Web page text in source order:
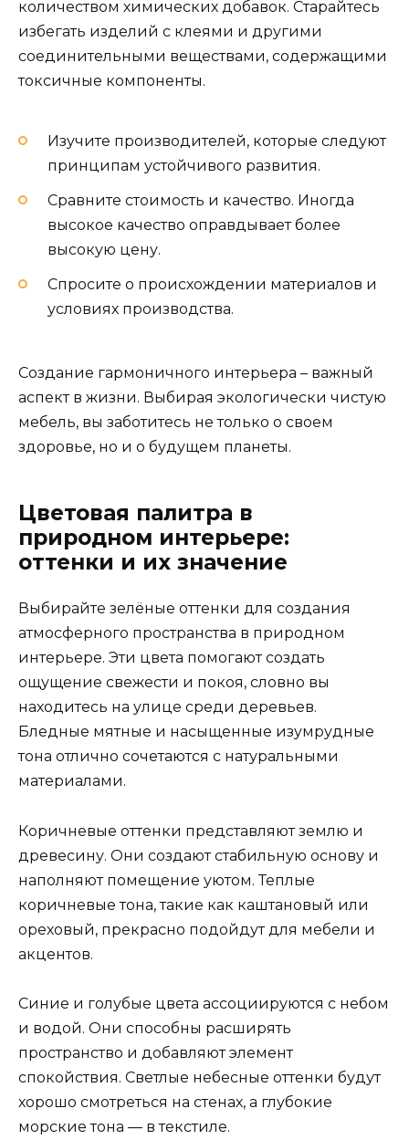
количеством химических добавок. Старайтесь
избегать изделий с клеями и другими
соединительными веществами, содержащими
токсичные компоненты.
Изучите производителей, которые следуют
принципам устойчивого развития.
Сравните стоимость и качество. Иногда
высокое качество оправдывает более
высокую цену.
Спросите о происхождении материалов и
условиях производства.
Создание гармоничного интерьера – важный
аспект в жизни. Выбирая экологически чистую
мебель, вы заботитесь не только о своем
здоровье, но и о будущем планеты.
Цветовая палитра в
природном интерьере:
оттенки и их значение
Выбирайте зелёные оттенки для создания
атмосферного пространства в природном
интерьере. Эти цвета помогают создать
ощущение свежести и покоя, словно вы
находитесь на улице среди деревьев.
Бледные мятные и насыщенные изумрудные
тона отлично сочетаются с натуральными
материалами.
Коричневые оттенки представляют землю и
древесину. Они создают стабильную основу и
наполняют помещение уютом. Теплые
коричневые тона, такие как каштановый или
ореховый, прекрасно подойдут для мебели и
акцентов.
Синие и голубые цвета ассоциируются с небом
и водой. Они способны расширять
пространство и добавляют элемент
спокойствия. Светлые небесные оттенки будут
хорошо смотреться на стенах, а глубокие
морские тона — в текстиле.